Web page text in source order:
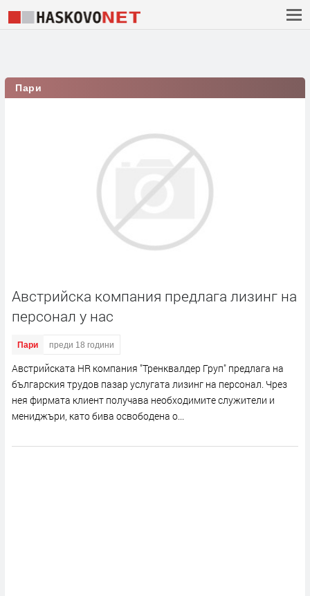
Пари
Австрийска компания предлага лизинг на
персонал у нас
Пари преди 18 години
Австрийската HR компания "Тренквалдер Груп" предлага на
българския трудов пазар услугата лизинг на персонал. Чрез
нея фирмата клиент получава необходимите служители и
мениджъри, като бива освободена о...